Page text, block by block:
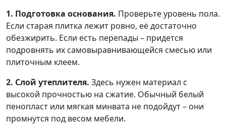
1. Подготовка основания. Проверьте уровень пола.
Если старая плитка лежит ровно, её достаточно
обезжирить. Если есть перепады – придется
подровнять их самовыравнивающейся смесью или
плиточным клеем.
2. Слой утеплителя. Здесь нужен материал с
высокой прочностью на сжатие. Обычный белый
пенопласт или мягкая минвата не подойдут – они
промнутся под весом мебели.